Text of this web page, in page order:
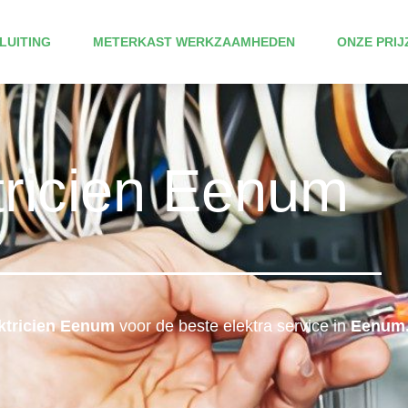
METERKAST WERKZAAMHEDEN ONZE
Eenum
Eenumvoor de beste elektra service in